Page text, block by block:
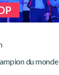
du monde